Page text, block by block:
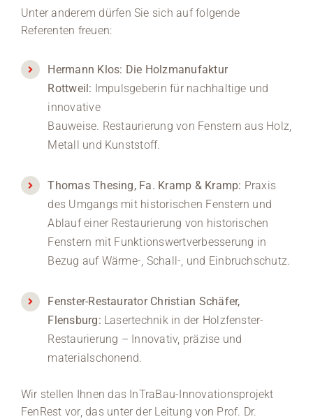
Unter anderem dürfen Sie sich auf folgende
Referenten freuen:
Hermann Klos: Die Holzmanufaktur
Rottweil: Impulsgeberin für nachhaltige und
innovative
Bauweise. Restaurierung von Fenstern aus Holz,
Metall und Kunststoff.
Thomas Thesing, Fa. Kramp & Kramp: Praxis
des Umgangs mit historischen Fenstern und
Ablauf einer Restaurierung von historischen
Fenstern mit Funktionswertverbesserung in
Bezug auf Wärme-, Schall-, und Einbruchschutz.
Fenster-Restaurator Christian Schäfer,
Flensburg: Lasertechnik in der Holzfenster-
Restaurierung – Innovativ, präzise und
materialschonend.
Wir stellen Ihnen das InTraBau-Innovationsprojekt
FenRest vor, das unter der Leitung von Prof. Dr.